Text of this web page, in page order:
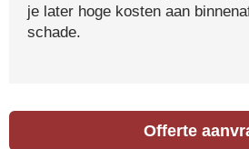
je later hoge kosten aan
schade.
Offerte